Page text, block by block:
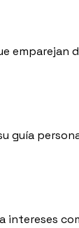
emparejan
guía
intereses